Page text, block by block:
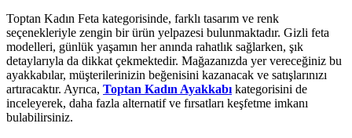
Toptan Kadın Feta kategorisinde, farklı tasarım ve renk
seçenekleriyle zengin bir ürün yelpazesi bulunmaktadır. Gizli feta
modelleri, günlük yaşamın her anında rahatlık sağlarken, şık
detaylarıyla da dikkat çekmektedir. Mağazanızda yer vereceğiniz bu
ayakkabılar, müşterilerinizin beğenisini kazanacak ve satışlarınızı
artıracaktır. Ayrıca, Toptan Kadın Ayakkabı kategorisini de
inceleyerek, daha fazla alternatif ve fırsatları keşfetme imkanı
bulabilirsiniz.